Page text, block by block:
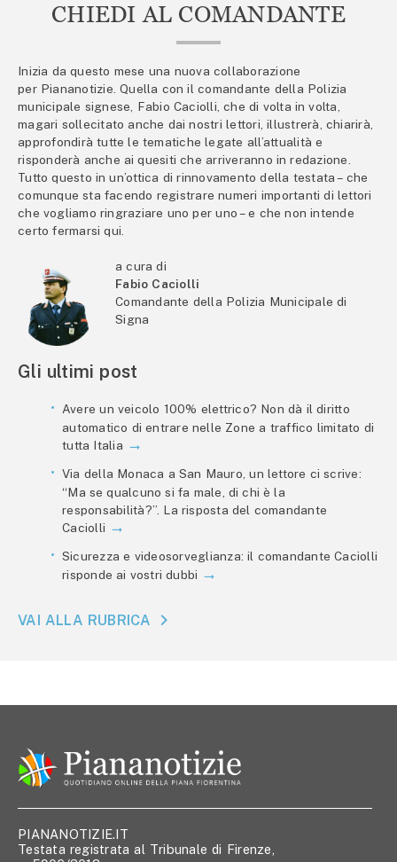
CHIEDI AL COMANDANTE
Inizia da questo mese una nuova collaborazione
per Piananotizie. Quella con il comandante della Polizia
municipale signese, Fabio Caciolli, che di volta in volta,
magari sollecitato anche dai nostri lettori, illustrerà, chiarirà,
approfondirà tutte le tematiche legate all’attualità e
risponderà anche ai quesiti che arriveranno in redazione.
Tutto questo in un’ottica di rinnovamento della testata – che
comunque sta facendo registrare numeri importanti di lettori
che vogliamo ringraziare uno per uno – e che non intende
certo fermarsi qui.
a cura di
Fabio Caciolli
Comandante della Polizia Municipale di
Signa
Gli ultimi post
Avere un veicolo 100% elettrico? Non dà il diritto
automatico di entrare nelle Zone a traffico limitato di
tutta Italia
Via della Monaca a San Mauro, un lettore ci scrive:
“Ma se qualcuno si fa male, di chi è la
responsabilità?”. La risposta del comandante
Caciolli
Sicurezza e videosorveglianza: il comandante Caciolli
risponde ai vostri dubbi
VAI ALLA RUBRICA
PIANANOTIZIE.IT
Testata registrata al Tribunale di Firenze,